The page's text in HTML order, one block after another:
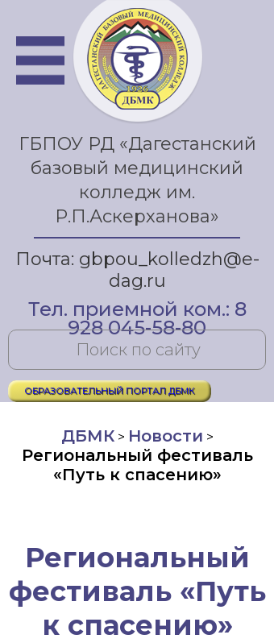
ГБПОУ РД «Дагестанский
базовый медицинский
колледж им.
Р.П.Аскерханова»
Почта: gbpou_kolledzh@e-
dag.ru
Тел. приемной ком.: 8
928 045-58-80
ОБРАЗОВАТЕЛЬНЫЙ ПОРТАЛ ДБМК
ДБМК> Новости >
Региональный фестиваль
«Путь к спасению»
Региональный
фестиваль «Путь
к спасению»